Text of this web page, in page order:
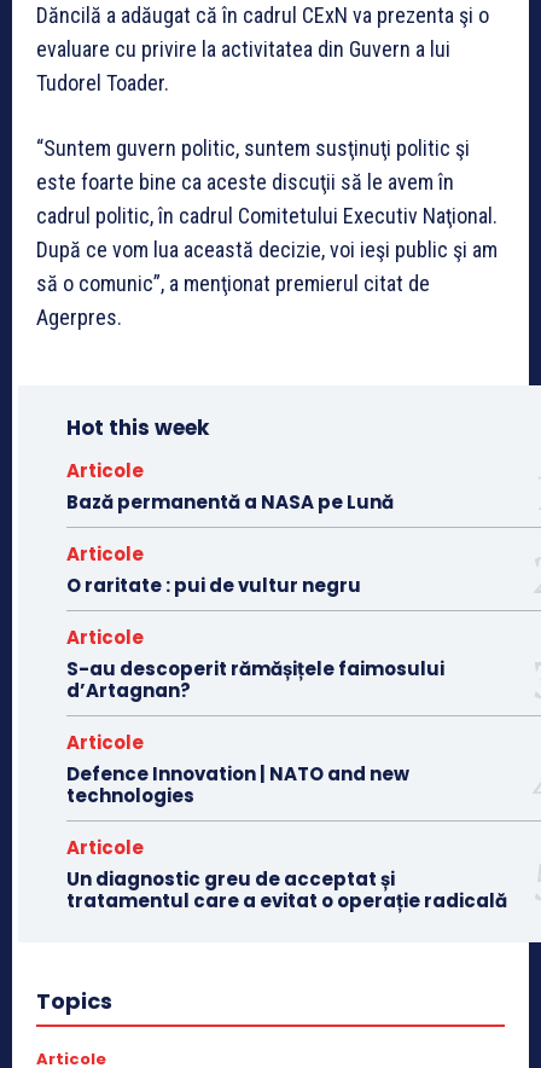
Dăncilă a adăugat că în cadrul CExN va prezenta şi o
evaluare cu privire la activitatea din Guvern a lui
Tudorel Toader.
“Suntem guvern politic, suntem susţinuţi politic şi
este foarte bine ca aceste discuţii să le avem în
cadrul politic, în cadrul Comitetului Executiv Naţional.
După ce vom lua această decizie, voi ieşi public şi am
să o comunic”, a menţionat premierul citat de
Agerpres.
Hot this week
Articole
Bază permanentă a NASA pe Lună
Articole
O raritate : pui de vultur negru
Articole
S-au descoperit rămășițele faimosului
d’Artagnan?
Articole
Defence Innovation | NATO and new
technologies
Articole
Un diagnostic greu de acceptat și
tratamentul care a evitat o operație radicală
Topics
Articole